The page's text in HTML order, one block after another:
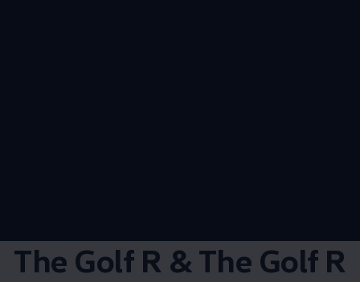
The Golf R & The Golf R